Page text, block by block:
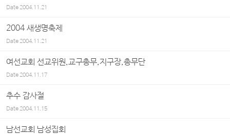
Date2004.11.21
2004 새생명축제
Date2004.11.21
여선교회 선교위원,교구총무,지구장,총무단
Date2004.11.17
추수 감사절
Date2004.11.15
남선교회 남성집회